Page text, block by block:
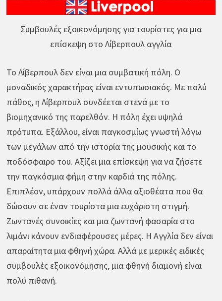
Συμβουλές εξοικονόμησης για τουρίστες για μια
επίσκεψη στο Λίβερπουλ αγγλία
Το Λίβερπουλ δεν είναι μια συμβατική πόλη. Ο
μοναδικός χαρακτήρας είναι εντυπωσιακός. Με πολύ
πάθος, η Λίβερπουλ συνδέεται στενά με το
βιομηχανικό της παρελθόν. Η πόλη έχει υψηλά
πρότυπα. Εξάλλου, είναι παγκοσμίως γνωστή λόγω
των μεγάλων από την ιστορία της μουσικής και το
ποδόσφαιρο του. Αξίζει μια επίσκεψη για να ζήσετε
την παγκόσμια φήμη στην καρδιά της πόλης.
Επιπλέον, υπάρχουν πολλά άλλα αξιοθέατα που θα
δώσουν σε έναν τουρίστα μια ευχάριστη στιγμή.
Ζωντανές συνοικίες και μια ζωντανή φασαρία στο
λιμάνι κάνουν ενδιαφέρουσες μέρες. Η Αγγλία δεν είναι
απαραίτητα μια φθηνή χώρα. Αλλά με μερικές ειδικές
συμβουλές εξοικονόμησης, μια φθηνή διαμονή είναι
πολύ πιθανή.